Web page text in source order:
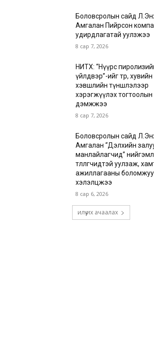
Боловсролын сайд
Амгалан Пийрсон
удирдлагатай уулзжээ
8 сар 7, 2026
НИТХ: “Нүүрс
үйлдвэр”-ийг төр, хувийн
хэвшлийн түншлэлээр
хэрэгжүүлэх тогтоолын
дэмжжээ
8 сар 7, 2026
Боловсролын сайд
Амгалан “Дэлхийн
манлайлагчид”
төлөөлөгчидтэй уулзаж,
ажиллагааны
хэлэлцжээ
8 сар 6, 2026
илүү их ачаалах